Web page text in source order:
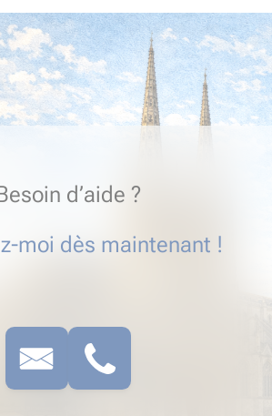
d’aide ?
moi dès maintenant !